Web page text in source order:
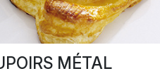
MÉTAL